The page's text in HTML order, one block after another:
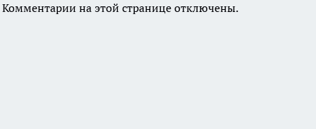
Комментарии на этой странице отключены.